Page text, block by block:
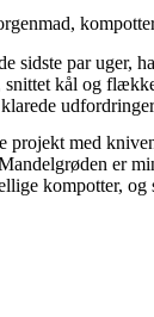
sidste par uger,
snittet kål og
projekt med
er
kompotter, og